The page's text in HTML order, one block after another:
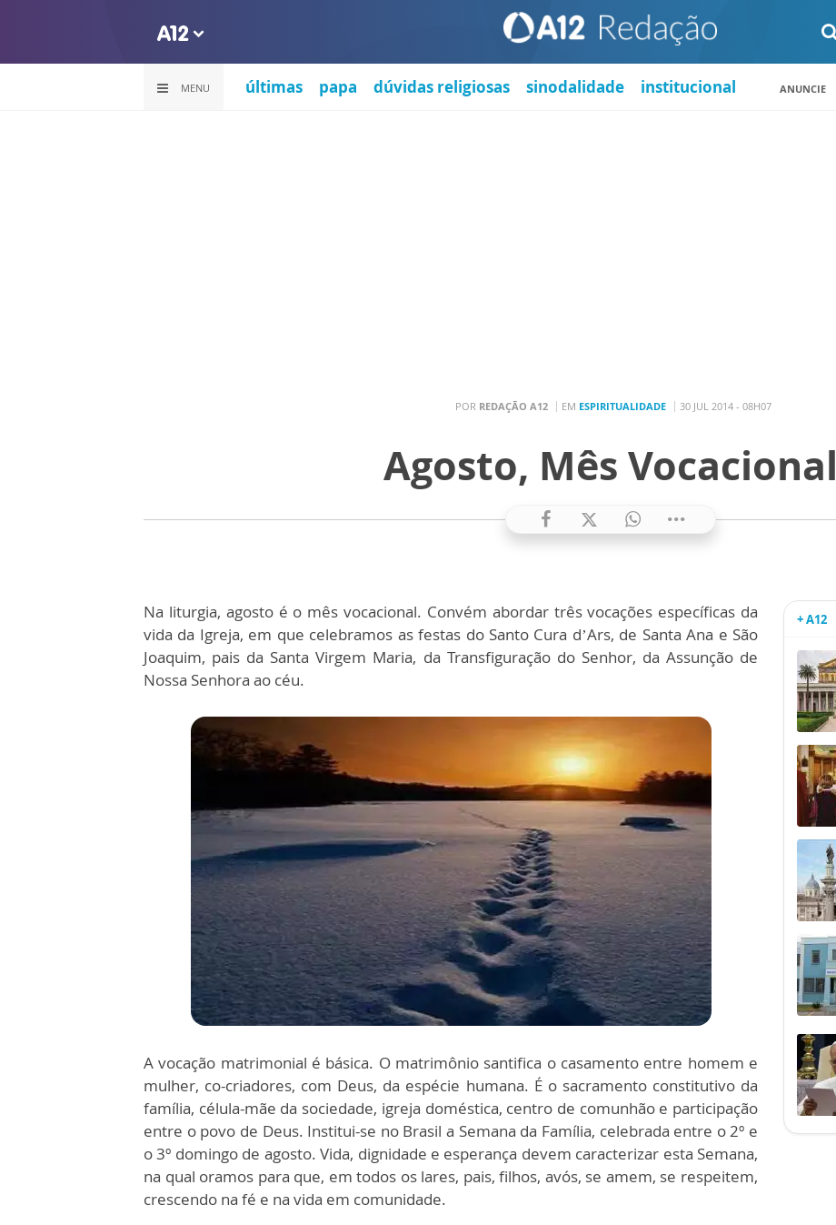
MENU últimas papa dúvidas religiosas sinodalidade institucional ANUNCIE
POR REDAÇÃO A12 EM ESPIRITUALIDADE 30 JUL 2014 - 08H07
Agosto, Mês Vocacional
Na liturgia, agosto é o mês vocacional. Convém abordar três vocações específicas da
vida da Igreja, em que celebramos as festas do Santo Cura d’Ars, de Santa Ana e São
Joaquim, pais da Santa Virgem Maria, da Transfiguração do Senhor, da Assunção de
Nossa Senhora ao céu.
A vocação matrimonial é básica. O matrimônio santifica o casamento entre homem e
mulher, co-criadores, com Deus, da espécie humana. É o sacramento constitutivo da
família, célula-mãe da sociedade, igreja doméstica, centro de comunhão e participação
entre o povo de Deus. Institui-se no Brasil a Semana da Família, celebrada entre o 2º e
o 3º domingo de agosto. Vida, dignidade e esperança devem caracterizar esta Semana,
na qual oramos para que, em todos os lares, pais, filhos, avós, se amem, se respeitem,
crescendo na fé e na vida em comunidade.
+ A12